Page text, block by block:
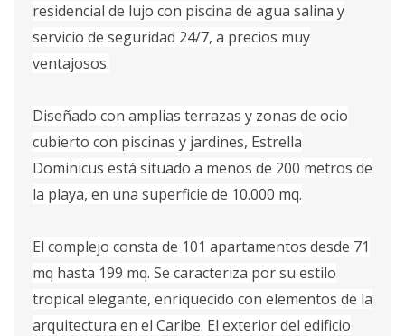
residencial de lujo con piscina de agua salina y
servicio de seguridad 24/7, a precios muy
ventajosos.
Diseñado con amplias terrazas y zonas de ocio
cubierto con piscinas y jardines, Estrella
Dominicus está situado a menos de 200 metros de
la playa, en una superficie de 10.000 mq.
El complejo consta de 101 apartamentos desde 71
mq hasta 199 mq. Se caracteriza por su estilo
tropical elegante, enriquecido con elementos de la
arquitectura en el Caribe. El exterior del edificio